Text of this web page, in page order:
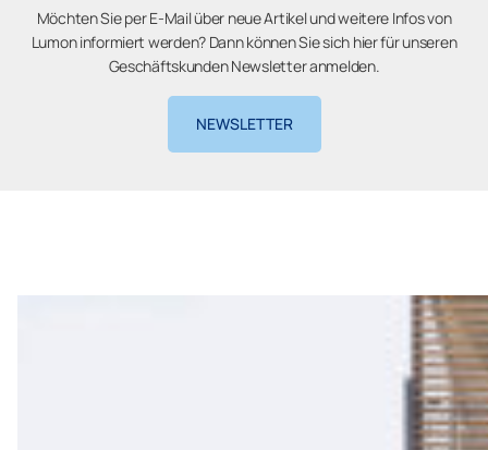
Möchten Sie per E-Mail über neue Artikel und weitere Infos von
Lumon informiert werden? Dann können Sie sich hier für unseren
Geschäftskunden Newsletter anmelden.
NEWSLETTER